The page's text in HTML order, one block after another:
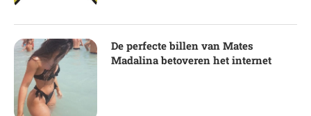
De perfecte billen van Mates
Madalina betoveren het internet